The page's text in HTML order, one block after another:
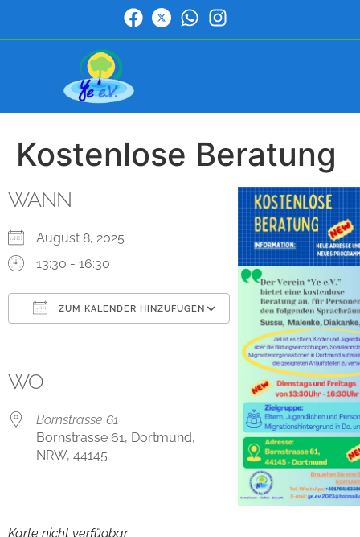
Kostenlose Beratung
WANN
August 8, 2025
13:30 - 16:30
ZUM KALENDER HINZUFÜGEN
Outlook Live
WO
Bornstrasse 61
Bornstrasse 61, Dortmund,
NRW, 44145
Karte nicht verfügbar